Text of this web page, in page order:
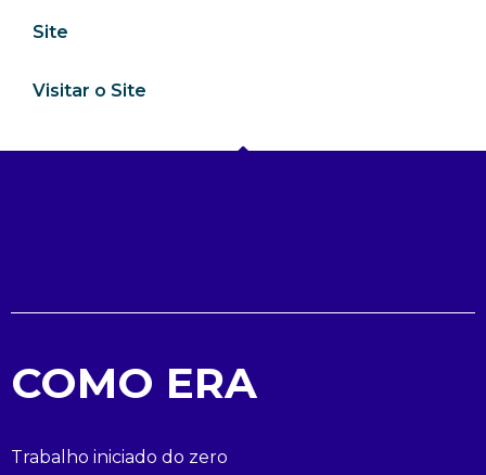
Site
Visitar o Site
COMO ERA
Trabalho iniciado do zero